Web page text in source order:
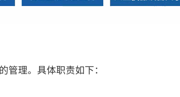
管理。具体职责如下：